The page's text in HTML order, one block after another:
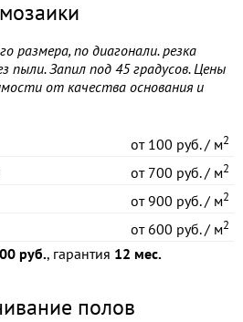
размера, по диагонали. резка
пыли. Запил под 45 градусов. Цены
от качества основания и
от100 руб. / м2
от700 руб. / м2
от900 руб. / м2
от600 руб. / м2
руб., гарантия 12 мес.
полов